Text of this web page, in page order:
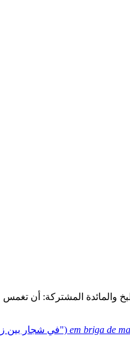
والمائدة المشتركة: أن
em briga de ("في شجار بين